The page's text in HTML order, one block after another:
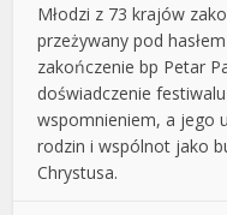
Młodzi z 73 krajów
przeżywany pod
zakończenie bp Petar
doświadczenie
wspomnieniem, a jego
rodzin i wspólnot jako
Chrystusa.